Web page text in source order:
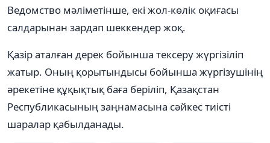
Ведомство мәліметінше, екі жол-көлік оқиғасы
салдарынан зардап шеккендер жоқ.
Қазір аталған дерек бойынша тексеру жүргізіліп
жатыр. Оның қорытындысы бойынша жүргізушінің
әрекетіне құқықтық баға беріліп, Қазақстан
Республикасының заңнамасына сәйкес тиісті
шаралар қабылданады.